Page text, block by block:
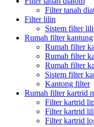
Filter tanah
Filter lilin
Sistem filter
Rumah filter kantung
Rumah filter
Rumah filter
Rumah filter
Sistem filter
Kantong filter
Rumah filter kartrid
Filter kartrid
Filter kartrid
Filter kartrid